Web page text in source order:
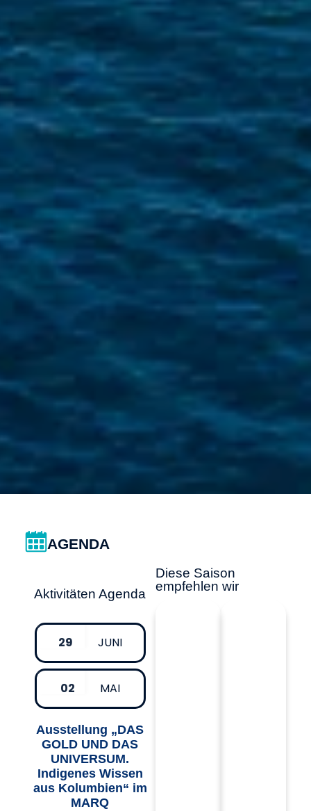
AGENDA
Diese Saison
empfehlen wir
Aktivitäten Agenda
29 JUNI
02 MAI
Ausstellung „DAS
GOLD UND DAS
UNIVERSUM.
Indigenes Wissen
aus Kolumbien“ im
MARQ